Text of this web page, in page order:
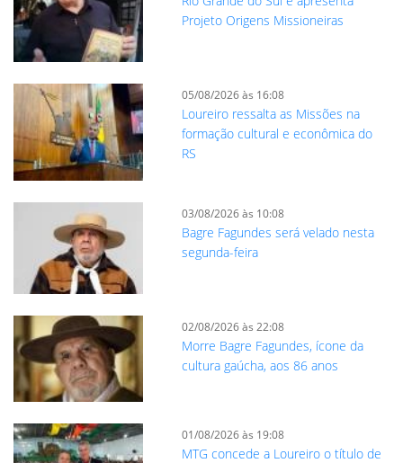
Projeto Origens Missioneiras
05/08/2026 às 16:08
Loureiro ressalta as Missões na
formação cultural e econômica do
RS
03/08/2026 às 10:08
Bagre Fagundes será velado nesta
segunda-feira
02/08/2026 às 22:08
Morre Bagre Fagundes, ícone da
cultura gaúcha, aos 86 anos
01/08/2026 às 19:08
MTG concede a Loureiro o título de